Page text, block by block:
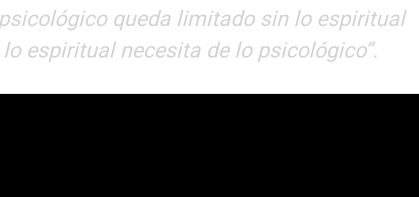
psicológico queda limitado sin lo espiritual
lo espiritual necesita de lo psicológico”.